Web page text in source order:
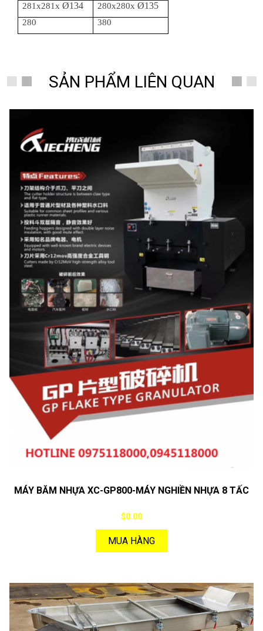
281x281x Ø134 280x280x Ø135
280 380
SẢN PHẨM LIÊN QUAN
MÁY BĂM NHỰA XC-GP800-MÁY NGHIỀN NHỰA 8 TẤC
$0.00
MUA HÀNG